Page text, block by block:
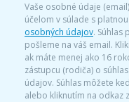
Vaše osobné údaje
účelom v súlade s
osobných údajov. Súhlas
pošleme na váš email.
ak máte menej ako 16
zástupcu (rodiča) o
údajov. Súhlas môžete
alebo kliknutím na odkaz